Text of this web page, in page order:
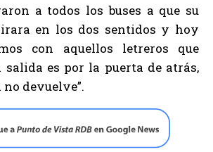
a todos los buses a que su
en los dos sentidos y hoy
con aquellos letreros que
salida es por la puerta de atrás,
devuelve”.